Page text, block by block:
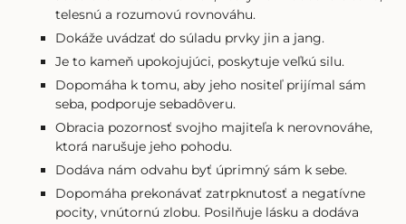
telesnú a rozumovú rovnováhu.
Dokáže uvádzať do súladu prvky jin a jang.
Je to kameň upokojujúci, poskytuje veľkú silu.
Dopomáha k tomu, aby jeho nositeľ prijímal sám
seba, podporuje sebadôveru.
Obracia pozornosť svojho majiteľa k nerovnováhe,
ktorá narušuje jeho pohodu.
Dodáva nám odvahu byť úprimný sám k sebe.
Dopomáha prekonávať zatrpknutosť a negatívne
pocity, vnútornú zlobu. Posilňuje lásku a dodáva